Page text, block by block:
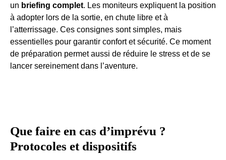
un briefing complet. Les moniteurs expliquent la position
à adopter lors de la sortie, en chute libre et à
l’atterrissage. Ces consignes sont simples, mais
essentielles pour garantir confort et sécurité. Ce moment
de préparation permet aussi de réduire le stress et de se
lancer sereinement dans l’aventure.
Que faire en cas d’imprévu ?
Protocoles et dispositifs